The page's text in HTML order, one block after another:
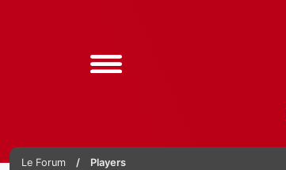
Le Forum Players